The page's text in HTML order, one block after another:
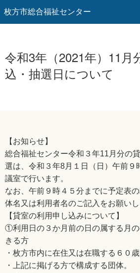
枚方市総合福祉センター
令和3年（2021年）11月
込・抽選日について
【お知らせ】
総合福祉センター令和３年11月分の
選は、令和３年8月１日（日）午前９
議室で行います。
なお、午前９時４５分までに予定表
体名又は利用者名のご記入をお願いし
【貸室の利用申し込みについて】
①利用日の３か月前の日の属する月
きる方
・枚方市内に在住又は在職する６０歳
・上記に掲げる方で構成する団体。